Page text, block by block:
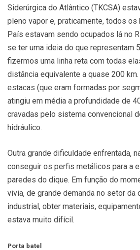
Siderúrgica do Atlântico (TKCSA)
pleno vapor e, praticamente, todos
País estavam sendo ocupados lá no
se ter uma ideia do que representam
fizermos uma linha reta com todas
distância equivalente a quase 200 km.
estacas (que eram formadas por
atingiu em média a profundidade de
cravadas pelo sistema convencional
hidráulico.
Outra grande dificuldade enfrentada,
conseguir os perfis metálicos para a
paredes do dique. Em função do
vivia, de grande demanda no setor da
industrial, obter materiais,
estava muito difícil.
Porta batel